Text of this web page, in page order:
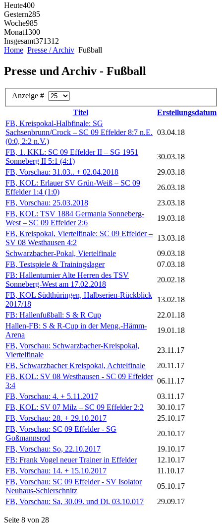
Heute400
Gestern285
Woche985
Monat1300
Insgesamt371312
Home Presse / Archiv Fußball
Presse und Archiv - Fußball
Anzeige #
Titel
Erstellungsdatum
FB, Kreispokal-Halbfinale: SG
Sachsenbrunn/Crock – SC 09 Effelder 8:7 n.E.
(0:0, 2:2 n.V.)
03.04.18
FB, 1. KKL: SC 09 Effelder II – SG 1951
Sonneberg II 5:1 (4:1)
30.03.18
FB, Vorschau: 31.03.. + 02.04.2018
29.03.18
FB, KOL: Erlauer SV Grün-Weiß – SC 09
Effelder 1:4 (1:0)
26.03.18
FB, Vorschau: 25.03.2018
23.03.18
FB, KOL: TSV 1884 Germania Sonneberg-
West – SC 09 Effelder 2:6
19.03.18
FB, Kreispokal, Viertelfinale: SC 09 Effelder –
SV 08 Westhausen 4:2
13.03.18
Schwarzbacher-Pokal, Viertelfinale
09.03.18
FB, Testspiele & Trainingslager
07.03.18
FB: Hallenturnier Alte Herren des TSV
Sonneberg-West am 17.02.2018
20.02.18
FB, KOL Südthüringen, Halbserien-Rückblick
2017/18
13.02.18
FB: Hallenfußball: S & R Cup
22.01.18
Hallen-FB: S & R-Cup in der Meng.-Hämm-
Arena
19.01.18
FB, Vorschau: Schwarzbacher-Kreispokal,
Viertelfinale
23.11.17
FB, Schwarzbacher Kreispokal, Achtelfinale
20.11.17
FB, KOL: SV 08 Westhausen - SC 09 Effelder
3:4
06.11.17
FB, Vorschau: 4. + 5.11.2017
03.11.17
FB, KOL: SV 07 Milz – SC 09 Effelder 2:2
30.10.17
FB, Vorschau: 28. + 29.10.2017
25.10.17
FB, Vorschau: SC 09 Effelder - SG
Goßmannsrod
20.10.17
FB, Vorschau: So, 22.10.2017
19.10.17
FB: Frank Vogel neuer Trainer in Effelder
12.10.17
FB, Vorschau: 14. + 15.10.2017
11.10.17
FB, Vorschau: SC 09 Effelder - SV Isolator
Neuhaus-Schierschnitz
05.10.17
FB, Vorschau: Sa, 30.09. und Di, 03.10.017
29.09.17
Seite 8 von 28